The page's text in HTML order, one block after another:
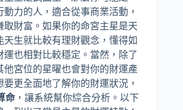
力的人，適合從事商業活動，
取財富。如果你的命宮主星是天
天生就比較有理財觀念，懂得如
運也相對比較穩定。當然，除了
他宮位的星曜也會對你的財運產
更全面地了解你的財運狀況，
命 ，讓系統幫你綜合分析。以下